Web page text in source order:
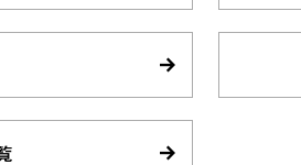
3F 室内窓からベッド側に向かって照明使用可能